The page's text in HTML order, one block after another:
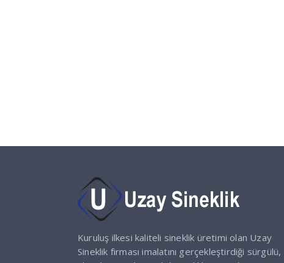
Kuruluş ilkesi kaliteli sineklik üretimi olan Uzay
Sineklik firması imalatını gerçekleştirdiği sürgülü,